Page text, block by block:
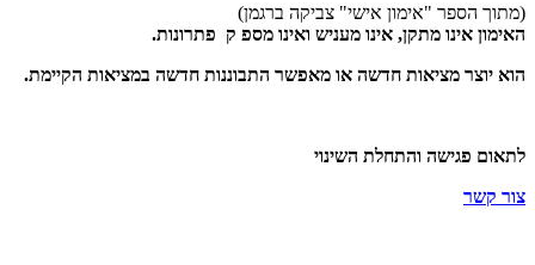
(מתוך הספר "אימון אישי" צביקה ברגמן)
האימון אינו מתקן, אינו מעניש ואינו מספ ק פתרונות.
הוא יוצר מציאות חדשה או מאפשר התבוננות חדשה במציאות הקיימת.
לתאום פגישה והתחלת השינוי
צור קשר